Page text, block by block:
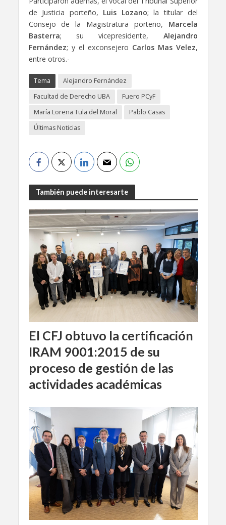
de Justicia porteño, Luis Lozano; la titular del
Consejo de la Magistratura porteño, Marcela
Basterra; su vicepresidente, Alejandro
Fernández; y el exconsejero Carlos Mas Velez,
entre otros.-
Tema
Alejandro Fernández
Facultad de Derecho UBA
Fuero PCyF
María Lorena Tula del Moral
Pablo Casas
Últimas Noticias
También puede interesarte
El CFJ obtuvo la certificación
IRAM 9001:2015 de su
proceso de gestión de las
actividades académicas